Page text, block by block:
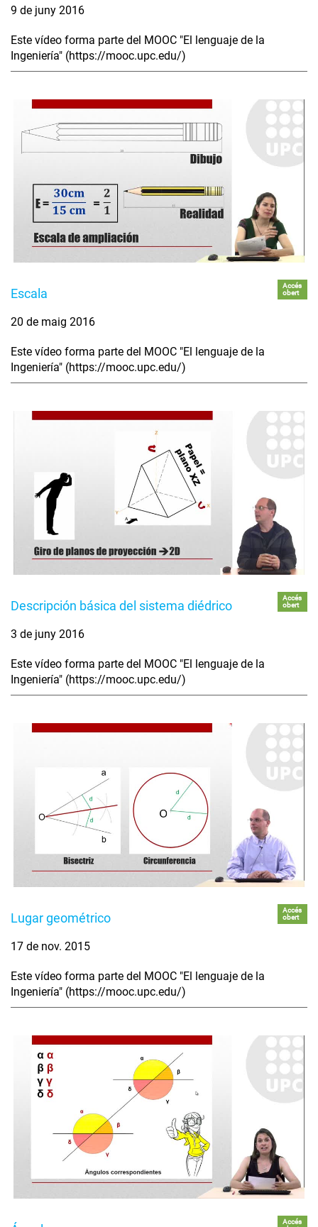
9 de juny 2016
Este vídeo forma parte del MOOC "El lenguaje de la
Ingeniería" (https://mooc.upc.edu/)
Escala
Accés
obert
20 de maig 2016
Este vídeo forma parte del MOOC "El lenguaje de la
Ingeniería" (https://mooc.upc.edu/)
Descripción básica del sistema diédrico
Accés
obert
3 de juny 2016
Este vídeo forma parte del MOOC "El lenguaje de la
Ingeniería" (https://mooc.upc.edu/)
Lugar geométrico
Accés
obert
17 de nov. 2015
Este vídeo forma parte del MOOC "El lenguaje de la
Ingeniería" (https://mooc.upc.edu/)
Accés